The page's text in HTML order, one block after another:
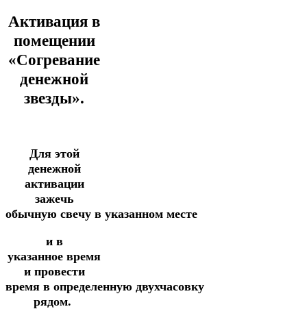
Активация в
помещении
«Согревание
денежной
звезды».
Для этой
денежной
активации
зажечь
обычную свечу в указанном месте
и в
указанное время
и провести
время в определенную двухчасовку
рядом.